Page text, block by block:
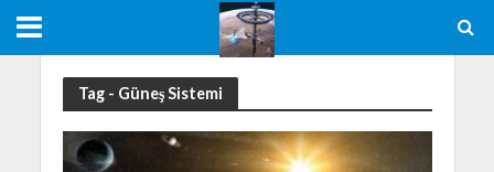
Tag - Güneş Sistemi